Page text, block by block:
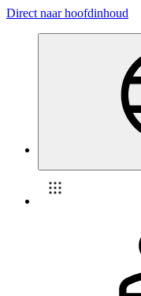
Direct naar hoofdinhoud